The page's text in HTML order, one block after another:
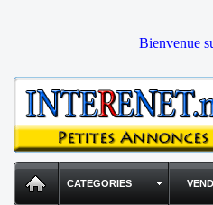
Bienvenue
CATEGORIES